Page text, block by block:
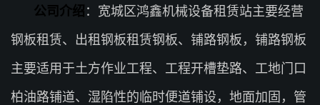
公司介绍 ：宽城区鸿鑫机械设备租赁站主要经营
钢板租赁、出租钢板租赁钢板、铺路钢板，铺路钢板
主要适用于土方作业工程、工程开槽垫路、工地门口
柏油路铺道、湿陷性的临时便道铺设，地面加固，管